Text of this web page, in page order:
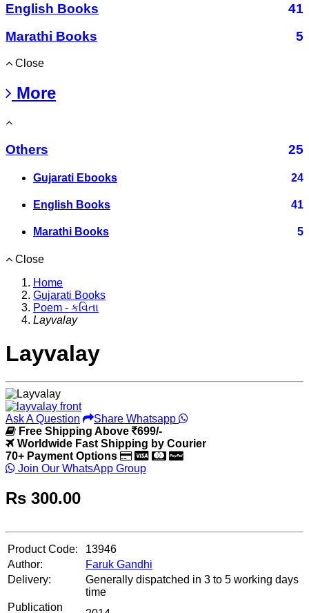
English Books
41
Marathi Books
5
Close
More
Others 25
Gujarati Ebooks 24
English Books 41
Marathi Books 5
Close
Home
Gujarati Books
Poem - કવિતા
Layvalay
Layvalay
Ask A Question
Share Whatsapp
Free Shipping Above
699/-
Worldwide Fast Shipping by Courier
70+ Payment Options
Join Our WhatsApp Group
Rs 300.00
Product Code:
13946
Author:
Faruk Gandhi
Delivery:
Generally dispatched in 3 to 5 working days
time
Publication